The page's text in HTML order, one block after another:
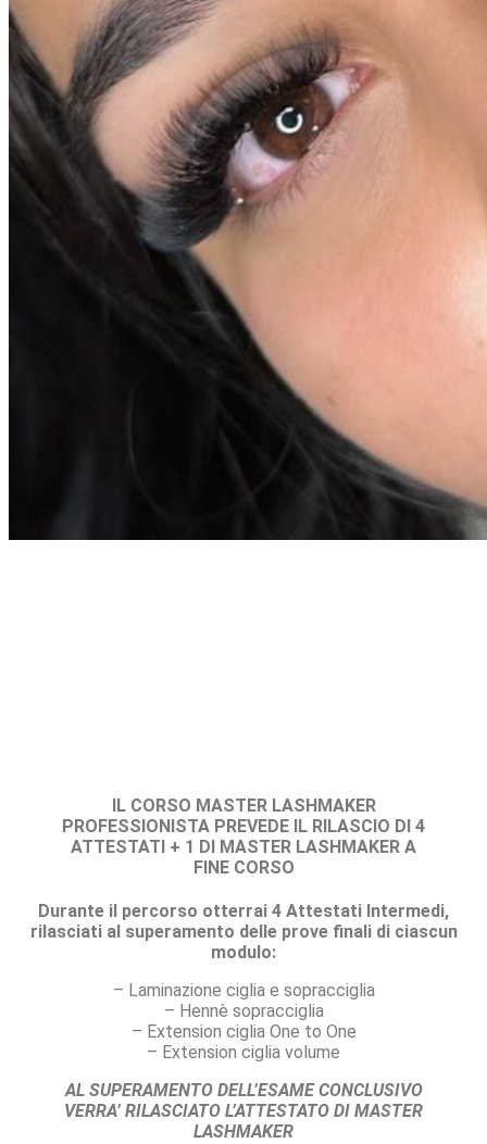
IL CORSO MASTER LASHMAKER
PROFESSIONISTA PREVEDE IL RILASCIO DI 4
ATTESTATI + 1 DI MASTER LASHMAKER A
FINE CORSO
Durante il percorso otterrai 4 Attestati Intermedi,
rilasciati al superamento delle prove finali di ciascun
modulo:
– Laminazione ciglia e sopracciglia
– Hennè sopracciglia
– Extension ciglia One to One
– Extension ciglia volume
AL SUPERAMENTO DELL’ESAME CONCLUSIVO
VERRA’ RILASCIATO L’ATTESTATO DI MASTER
LASHMAKER